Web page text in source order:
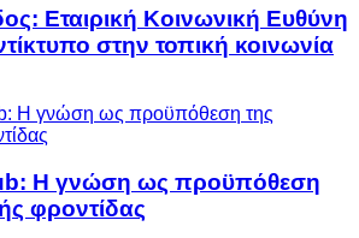
Εταιρική Κοινωνική Ευθύνη
στην τοπική κοινωνία
Η γνώση ως προϋπόθεση
φροντίδας